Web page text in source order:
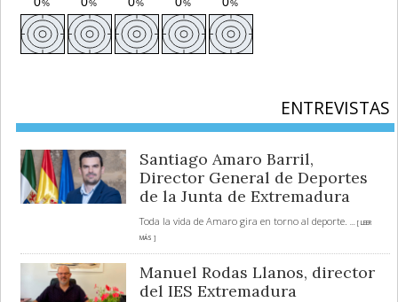
ENTREVISTAS
Santiago Amaro Barril,
Director General de Deportes
de la Junta de Extremadura
Toda la vida de Amaro gira en torno al deporte.
... [ LEER
MÁS ]
Manuel Rodas Llanos, director
del IES Extremadura